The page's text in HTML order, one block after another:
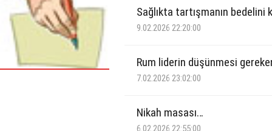
Sağlıkta tartışmanın bedelini
9.02.2026 22:20:00
Rum liderin düşünmesi
7.02.2026 23:02:00
Nikah masası…
6.02.2026 22:55:00